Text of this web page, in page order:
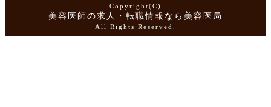
Copyright(C)
美容医師の求人・転職情報なら美容医局
All Rights Reserved.